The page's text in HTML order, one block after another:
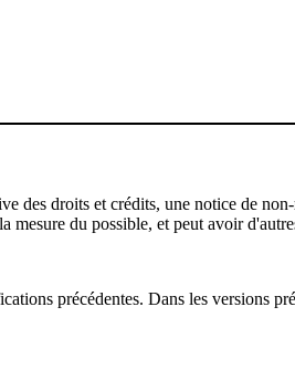
des droits et crédits, une notice de
du possible, et peut avoir
précédentes. Dans les versions